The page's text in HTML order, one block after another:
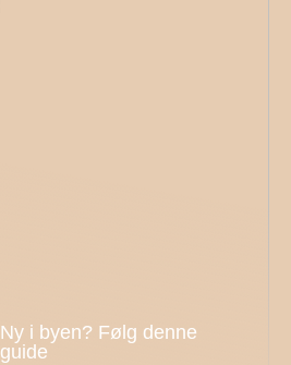
Ny i byen? Følg denne
guide